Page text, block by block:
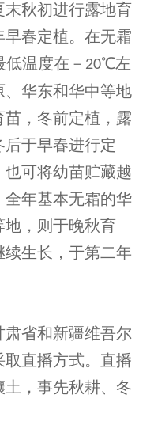
秋初进行露地育
春定植。在无霜
低温度在－ 20℃左
华东和华中等地
苗，冬前定植，露
于早春进行定
可将幼苗贮藏越
年基本无霜的华
，则于晚秋育
生长，于第二年
省和新疆维吾尔
取直播方式。直播
，事先秋耕、冬
播种前。结合犁